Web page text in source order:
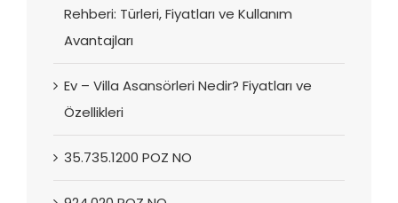
Rehberi: Türleri, Fiyatları ve Kullanım
Avantajları
Ev – Villa Asansörleri Nedir? Fiyatları ve
Özellikleri
35.735.1200 POZ NO